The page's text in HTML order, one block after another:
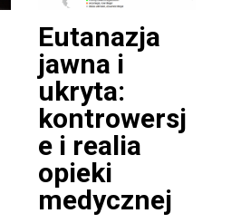
Eutanazja
jawna i
ukryta:
kontrowersj
e i realia
opieki
medycznej